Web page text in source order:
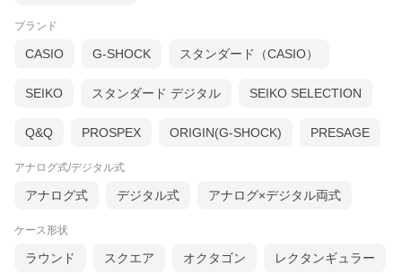
ブランド
CASIO G-SHOCK スタンダード（CASIO）
SEIKO スタンダード デジタル SEIKO SELECTION
Q&Q PROSPEX ORIGIN(G-SHOCK) PRESAGE
アナログ式/デジタル式
アナログ式 デジタル式 アナログ×デジタル両式
ケース形状
ラウンド スクエア オクタゴン レクタンギュラー